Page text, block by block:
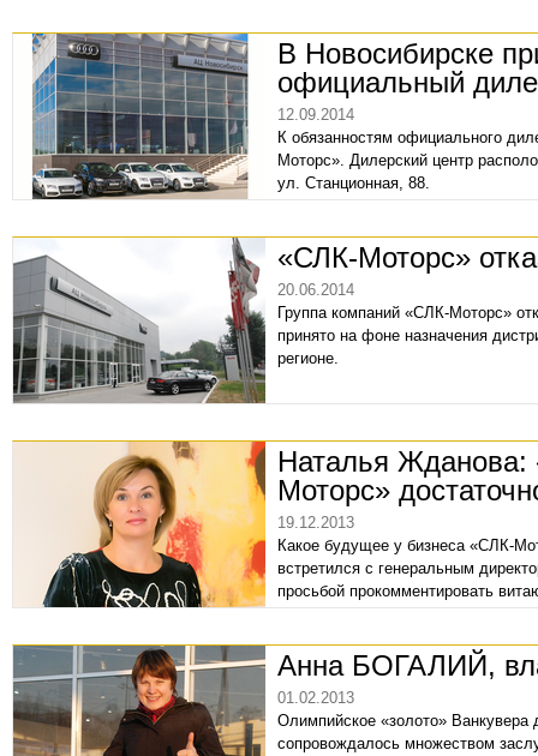
В Новосибирске
официальный
12.09.2014
К обязанностям официального
Моторс». Дилерский центр
ул. Станционная, 88.
«СЛК-Моторс»
20.06.2014
Группа компаний «СЛК-Моторс»
принято на фоне назначения
регионе.
Наталья Жданова:
Моторс»
19.12.2013
Какое будущее у бизнеса «СЛК-
встретился с генеральным
просьбой прокомментировать
Анна БОГАЛИЙ,
01.02.2013
Олимпийское «золото»
сопровождалось множеством